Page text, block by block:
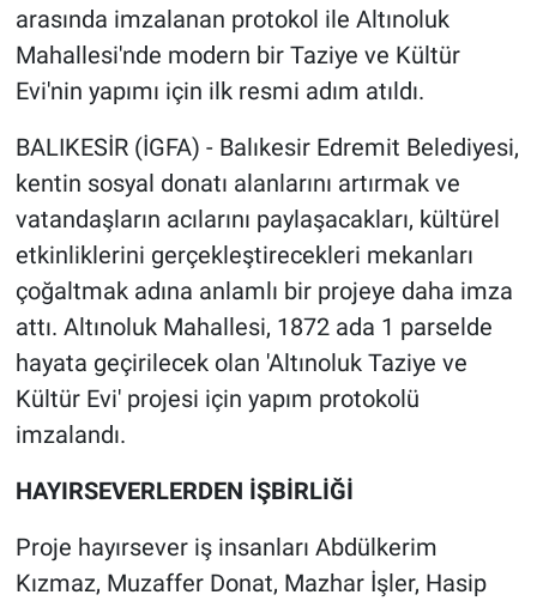
arasında imzalanan protokol ile Altınoluk
Mahallesi'nde modern bir Taziye ve Kültür
Evi'nin yapımı için ilk resmi adım atıldı.
BALIKESİR (İGFA) - Balıkesir Edremit Belediyesi,
kentin sosyal donatı alanlarını artırmak ve
vatandaşların acılarını paylaşacakları, kültürel
etkinliklerini gerçekleştirecekleri mekanları
çoğaltmak adına anlamlı bir projeye daha imza
attı. Altınoluk Mahallesi, 1872 ada 1 parselde
hayata geçirilecek olan 'Altınoluk Taziye ve
Kültür Evi' projesi için yapım protokolü
imzalandı.
HAYIRSEVERLERDEN İŞBİRLİĞİ
Proje hayırsever iş insanları Abdülkerim
Kızmaz, Muzaffer Donat, Mazhar İşler, Hasip